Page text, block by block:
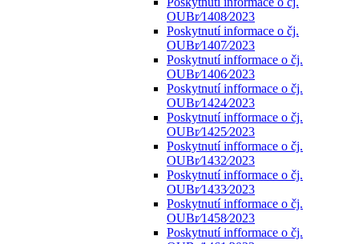
OUBr⁄1408⁄2023
Poskytnutí informace o čj.
OUBr⁄1407⁄2023
Poskytnutí infformace o čj.
OUBr⁄1406⁄2023
Poskytnutí infformace o čj.
OUBr⁄1424⁄2023
Poskytnutí infformace o čj.
OUBr⁄1425⁄2023
Poskytnutí infformace o čj.
OUBr⁄1432⁄2023
Poskytnutí infformace o čj.
OUBr⁄1433⁄2023
Poskytnutí infformace o čj.
OUBr⁄1458⁄2023
Poskytnutí infformace o čj.